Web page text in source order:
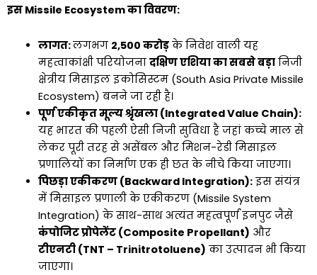
इस Missile Ecosystem का विवरण:
लागत:लगभग ₹2,500 करोड़के निवेश वाली यह
महत्वाकांक्षी परियोजना दक्षिण एशिया का सबसे बड़ानिजी
क्षेत्रीय मिसाइल इकोसिस्टम (South Asia Private Missile
Ecosystem) बनने जा रही है।
पूर्ण एकीकृत मूल्य श्रृंखला (Integrated Value Chain):
यह भारत की पहली ऐसी निजी सुविधा है जहां कच्चे माल से
लेकर पूरी तरह से असेंबल और मिशन-रेडी मिसाइल
प्रणालियों का निर्माण एक ही छत के नीचे किया जाएगा।
पिछड़ा एकीकरण (Backward Integration):इस संयंत्र
में मिसाइल प्रणाली के एकीकरण (Missile System
Integration) के साथ-साथ अत्यंत महत्वपूर्ण इनपुट जैसे
कंपोजिट प्रोपेलेंट (Composite Propellant) और
टीएनटी (TNT – Trinitrotoluene) का उत्पादन भी किया
जाएगा।